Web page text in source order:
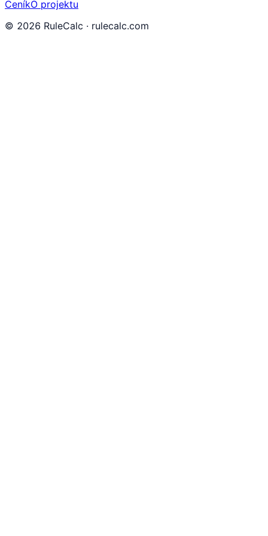
CeníkO projektu
© 2026 RuleCalc · rulecalc.com